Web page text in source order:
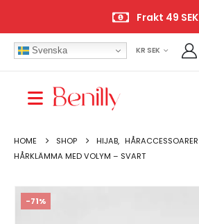
Frakt 49 SEK
Svenska KR SEK
HOME SHOP HIJAB, HÅRACCESSOARER
HÅRKLÄMMA MED VOLYM – SVART
-71%